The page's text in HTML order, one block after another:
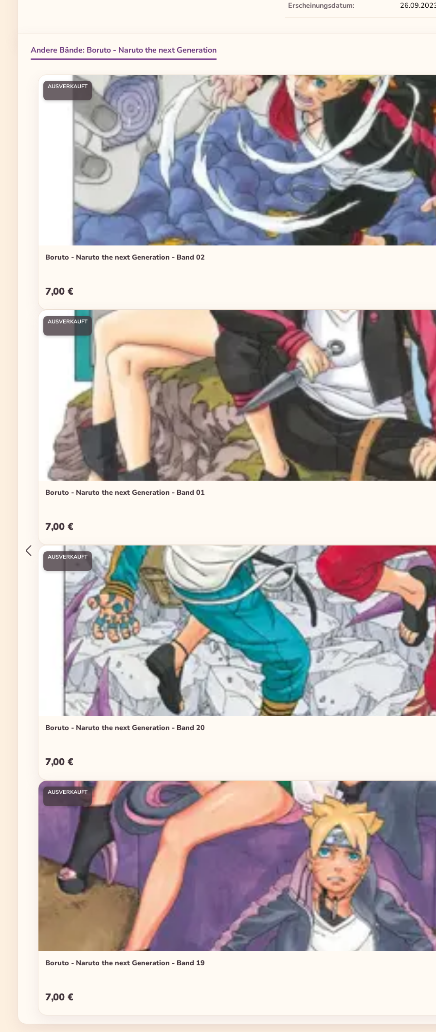
Erscheinungsdatum:
Andere Bände: Boruto - Naruto the next Generation
Produktgalerie überspringen
AUSVERKAUFT
Boruto - Naruto the next Generation - Band 02
Regulärer Preis:
7,00 €
AUSVERKAUFT
Boruto - Naruto the next Generation - Band 01
Regulärer Preis:
7,00 €
AUSVERKAUFT
Boruto - Naruto the next Generation - Band 20
Regulärer Preis:
7,00 €
AUSVERKAUFT
Boruto - Naruto the next Generation - Band 19
Regulärer Preis:
7,00 €